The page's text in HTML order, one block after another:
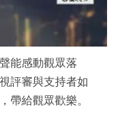
能感動觀眾落
評審與支持者如
帶給觀眾歡樂。